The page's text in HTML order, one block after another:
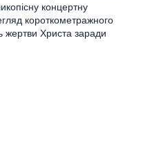
концертну
короткометражного
жертви Христа заради